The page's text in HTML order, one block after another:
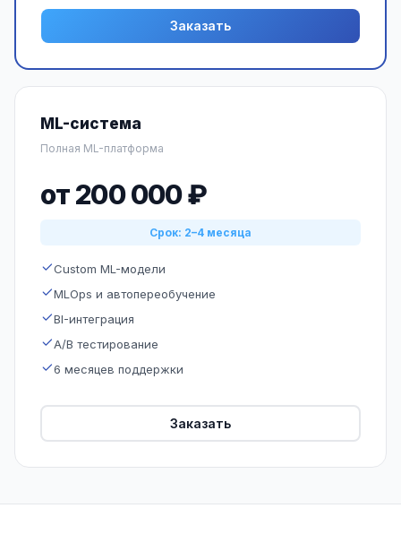
Заказать
ML-система
Полная ML-платформа
от 200 000 ₽
Срок: 2–4 месяца
Custom ML-модели
MLOps и автопереобучение
BI-интеграция
A/B тестирование
6 месяцев поддержки
Заказать